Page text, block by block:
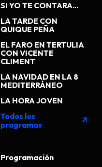
SI YO TE CONTARA...
LA TARDE CON
QUIQUE PEÑA
EL FARO EN TERTULIA
CON VICENTE
CLIMENT
LA NAVIDAD EN LA 8
MEDITERRÁNEO
LA HORA JOVEN
Todos los
programas
arrow_outward
Programación